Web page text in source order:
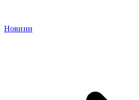
Новини